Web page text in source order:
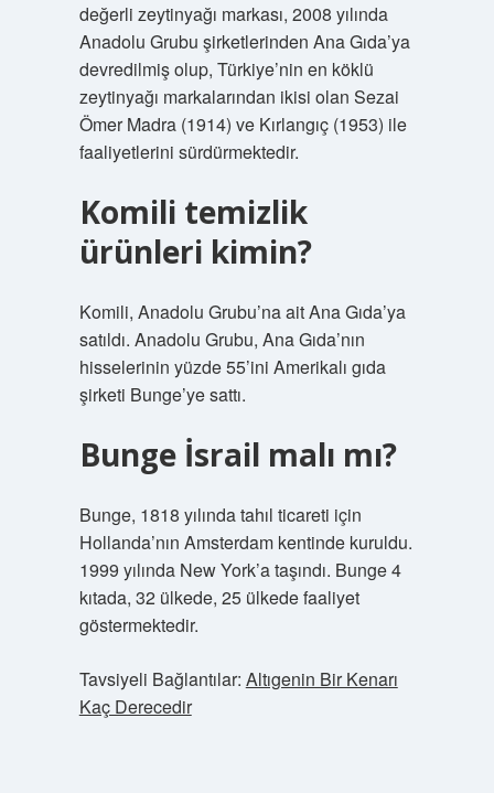
değerli zeytinyağı markası, 2008 yılında
Anadolu Grubu şirketlerinden Ana Gıda’ya
devredilmiş olup, Türkiye’nin en köklü
zeytinyağı markalarından ikisi olan Sezai
Ömer Madra (1914) ve Kırlangıç ​​​​​​(1953) ile
faaliyetlerini sürdürmektedir.
Komili temizlik
ürünleri kimin?
Komili, Anadolu Grubu’na ait Ana Gıda’ya
satıldı. Anadolu Grubu, Ana Gıda’nın
hisselerinin yüzde 55’ini Amerikalı gıda
şirketi Bunge’ye sattı.
Bunge İsrail malı mı?
Bunge, 1818 yılında tahıl ticareti için
Hollanda’nın Amsterdam kentinde kuruldu.
1999 yılında New York’a taşındı. Bunge 4
kıtada, 32 ülkede, 25 ülkede faaliyet
göstermektedir.
Tavsiyeli Bağlantılar: Altıgenin Bir Kenarı
Kaç Derecedir